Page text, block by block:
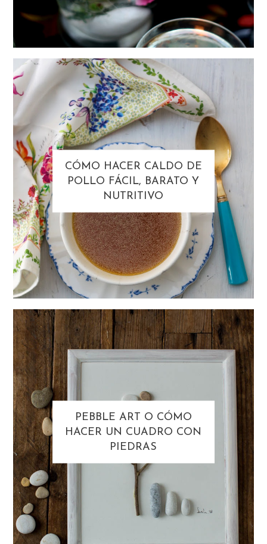
CÓMO HACER CALDO DE
POLLO FÁCIL, BARATO Y
NUTRITIVO
PEBBLE ART O CÓMO
HACER UN CUADRO CON
PIEDRAS